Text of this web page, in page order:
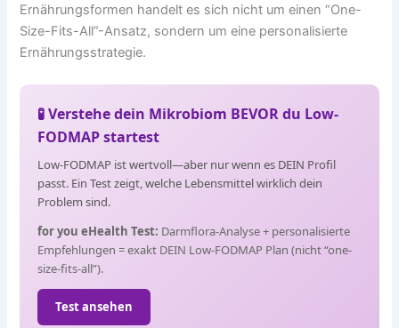
Ernährungsformen handelt es sich nicht um einen “One-
Size-Fits-All”-Ansatz, sondern um eine personalisierte
Ernährungsstrategie.
🧪 Verstehe dein Mikrobiom BEVOR du Low-
FODMAP startest
Low-FODMAP ist wertvoll—aber nur wenn es DEIN Profil
passt. Ein Test zeigt, welche Lebensmittel wirklich dein
Problem sind.
for you eHealth Test: Darmflora-Analyse + personalisierte
Empfehlungen = exakt DEIN Low-FODMAP Plan (nicht “one-
size-fits-all”).
Test ansehen